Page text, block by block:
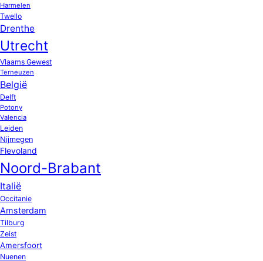
Harmelen
Twello
Drenthe
Utrecht
Vlaams Gewest
Terneuzen
België
Delft
Potony
Valencia
Leiden
Nijmegen
Flevoland
Noord-Brabant
Italië
Occitanie
Amsterdam
Tilburg
Zeist
Amersfoort
Nuenen